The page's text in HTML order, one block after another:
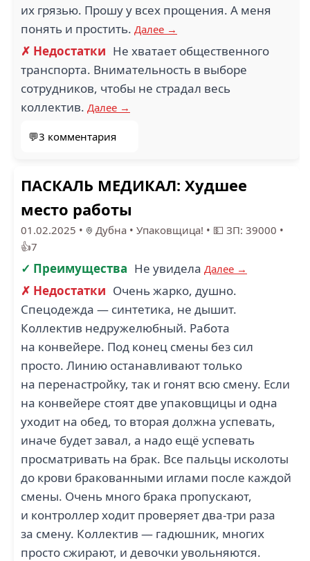
их грязью. Прошу у всех прощения. А меня
понять и простить. Далее →
✗ Недостатки Не хватает общественного
транспорта. Внимательность в выборе
сотрудников, чтобы не страдал весь
коллектив. Далее →
💬3 комментария
ПАСКАЛЬ МЕДИКАЛ: Худшее
место работы
01.02.2025 • Дубна • Упаковщица! • 💵 ЗП: 39000 •
👍7
✓ Преимущества Не увидела Далее →
✗ Недостатки Очень жарко, душно.
Спецодежда — синтетика, не дышит.
Коллектив недружелюбный. Работа
на конвейере. Под конец смены без сил
просто. Линию останавливают только
на перенастройку, так и гонят всю смену. Если
на конвейере стоят две упаковщицы и одна
уходит на обед, то вторая должна успевать,
иначе будет завал, а надо ещё успевать
просматривать на брак. Все пальцы исколоты
до крови бракованными иглами после каждой
смены. Очень много брака пропускают,
и контроллер ходит проверяет два-три раза
за смену. Коллектив — гадюшник, многих
просто сжирают, и девочки увольняются.